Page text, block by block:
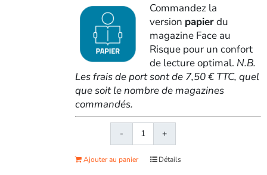
Commandez la
version papierdu
magazine Face au
Risque pour un confort
de lecture optimal. N.B.
Les frais de port sont de 7,50 € TTC, quel
que soit le nombre de magazines
commandés.
quantité
de
Face
Ajouter au panier Détails